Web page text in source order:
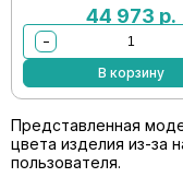
44 973 р.
−
В корзину
Представленная
цвета изделия из-за
пользователя.